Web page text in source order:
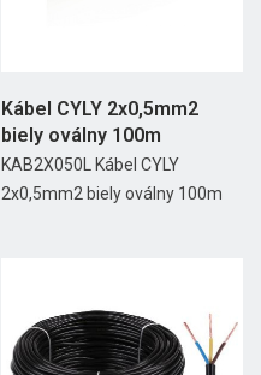
Kábel CYLY 2x0,5mm2
biely oválny 100m
KAB2X050L Kábel CYLY
2x0,5mm2 biely oválny 100m